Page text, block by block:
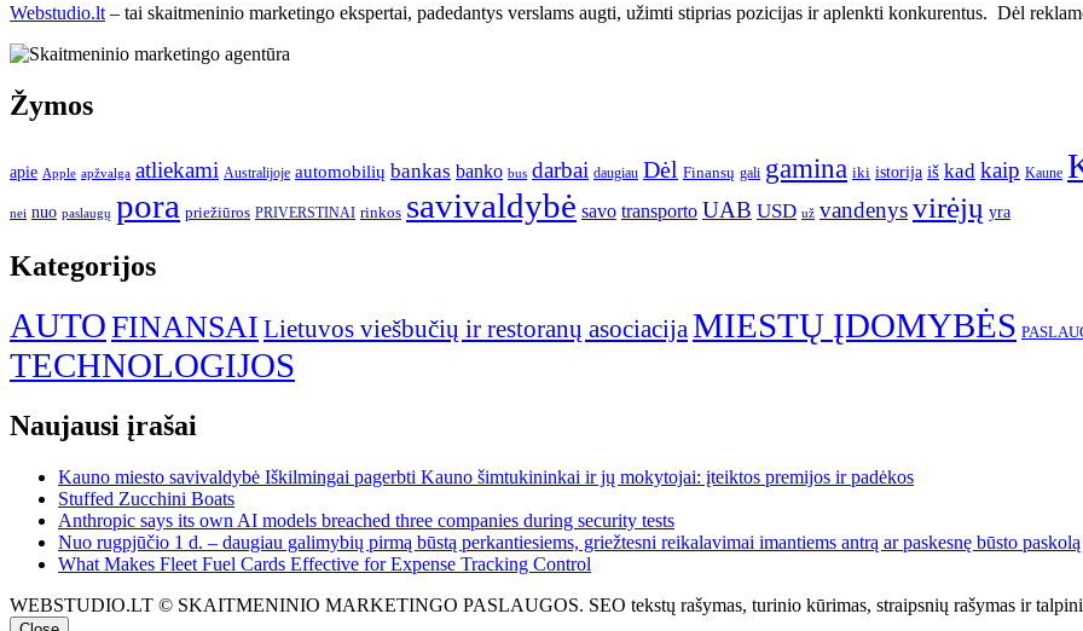
Webstudio.lt – tai skaitmeninio marketingo ekspertai, padedantys verslams augti, užimti stiprias pozicijas ir aplenkti konkurentus. Dėl
Žymos
apie Apple apžvalga atliekami Australijoje automobilių bankas banko bus darbai daugiau Dėl Finansų gali gamina iki istorija iš kad kaip Kaune
nei nuo paslaugų pora priežiūros PRIVERSTINAI rinkos savivaldybė savo transporto UAB USD už vandenysvirėjų yra
Kategorijos
AUTOFINANSAI Lietuvos viešbučių ir restoranų asociacijaMIESTŲ ĮDOMYBĖS
TECHNOLOGIJOS
Naujausi įrašai
Kauno miesto savivaldybė Iškilmingai pagerbti Kauno šimtukininkai ir jų mokytojai: įteiktos premijos ir padėkos
Stuffed Zucchini Boats
Anthropic says its own AI models breached three companies during security tests
Nuo rugpjūčio 1 d. – daugiau galimybių pirmą būstą perkantiesiems, griežtesni reikalavimai imantiems antrą ar paskesnę būsto paskolą
What Makes Fleet Fuel Cards Effective for Expense Tracking Control
WEBSTUDIO.LT © SKAITMENINIO MARKETINGO PASLAUGOS. SEO tekstų rašymas, turinio kūrimas, straipsnių rašymas ir